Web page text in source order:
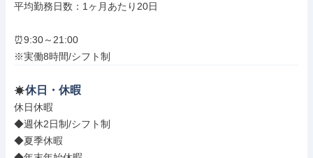
平均勤務日数：1ヶ月あたり20日
⏰9:30～21:00
※実働8時間/シフト制
休日・休暇
休日休暇
◆週休2日制/シフト制
◆夏季休暇